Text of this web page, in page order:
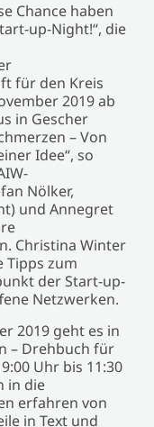
Chance haben
up-Night!“, die
für den Kreis
2019 ab
in Gescher
– Von
Idee“, so
Nölker,
und Annegret
Christina Winter
Tipps zum
der Start-up-
Netzwerken.
2019 geht es in
– Drehbuch für
Uhr bis 11:30
in die
erfahren von
in Text und